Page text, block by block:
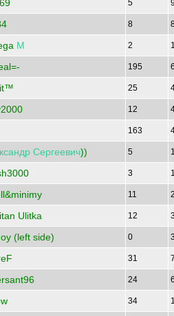
5
8
М 2
195
25
12
163
Сергеевич)) 5
3
11
Ulitka 12
(left side) 0
31
24
34